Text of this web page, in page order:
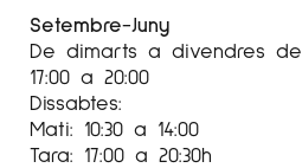
Setembre-Juny
De dimarts a divendres de
17:00 a 20:00
Dissabtes:
Mati: 10:30 a 14:00
Tara: 17:00 a 20:30h